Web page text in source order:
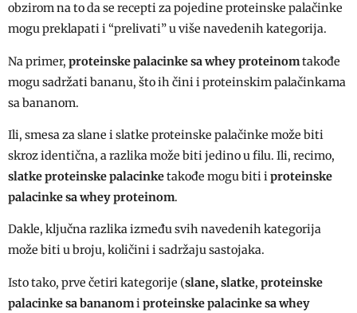
obzirom na to da se recepti za pojedine proteinske palačinke
mogu preklapati i “prelivati” u više navedenih kategorija.
Na primer, proteinske palacinke sa whey proteinomtakođe
mogu sadržati bananu, što ih čini i proteinskim palačinkama
sa bananom.
Ili, smesa za slane i slatke proteinske palačinke može biti
skroz identična, a razlika može biti jedino u filu. Ili, recimo,
slatke proteinske palacinketakođe mogu biti iproteinske
palacinke sa whey proteinom.
Dakle, ključna razlika između svih navedenih kategorija
može biti u broju, količini i sadržaju sastojaka.
Isto tako, prve četiri kategorije (slane, slatke, proteinske
palacinke sa bananomiproteinske palacinke sa whey